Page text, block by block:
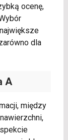
ocenę,
dla
A
między